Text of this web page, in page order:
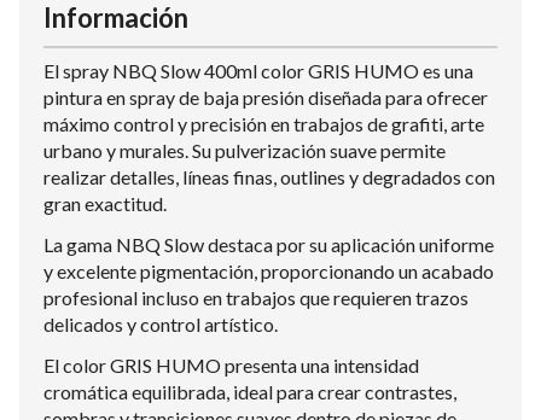
Información
El spray NBQ Slow 400ml color GRIS HUMO es una
pintura en spray de baja presión diseñada para ofrecer
máximo control y precisión en trabajos de grafiti, arte
urbano y murales. Su pulverización suave permite
realizar detalles, líneas finas, outlines y degradados con
gran exactitud.
La gama NBQ Slow destaca por su aplicación uniforme
y excelente pigmentación, proporcionando un acabado
profesional incluso en trabajos que requieren trazos
delicados y control artístico.
El color GRIS HUMO presenta una intensidad
cromática equilibrada, ideal para crear contrastes,